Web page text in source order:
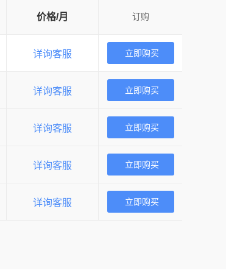
价格/月 订购
详询客服 立即购买
详询客服 立即购买
详询客服 立即购买
详询客服 立即购买
详询客服 立即购买